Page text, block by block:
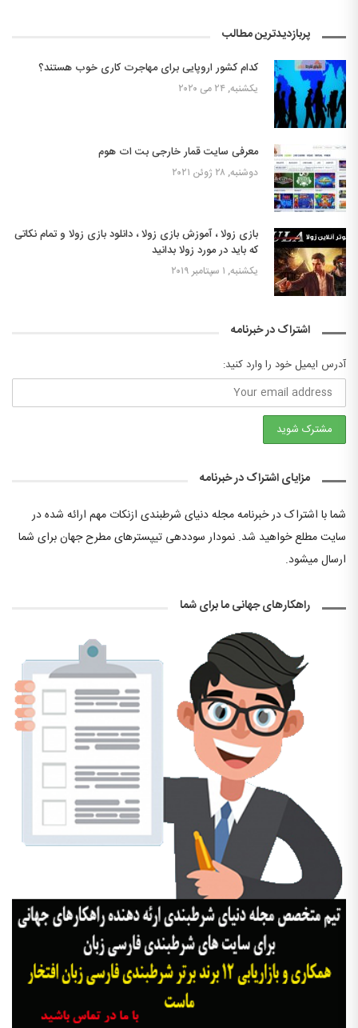
پربازدیدترین مطالب
کدام کشور اروپایی برای مهاجرت کاری خوب هستند؟
یکشنبه, ۲۴ می ۲۰۲۰
معرفی سایت قمار خارجی بت ات هوم
دوشنبه, ۲۸ ژوئن ۲۰۲۱
بازی زولا ، آموزش بازی زولا ، دانلود بازی زولا و تمام نکاتی
که باید در مورد زولا بدانید
یکشنبه, ۱ سپتامبر ۲۰۱۹
اشتراک در خبرنامه
آدرس ایمیل خود را وارد کنید:
مزایای اشتراک در خبرنامه
شما با اشتراک در خبرنامه مجله دنیای شرطبندی ازنکات مهم ارائه شده در
سایت مطلع خواهید شد. نمودار سوددهی تیپسترهای مطرح جهان برای شما
ارسال میشود.
راهکارهای جهانی ما برای شما